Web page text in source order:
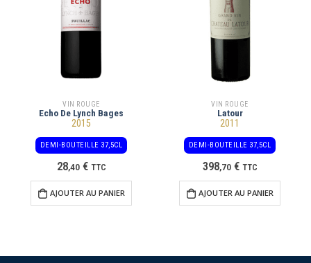
VIN ROUGE
Echo De Lynch Bages
2015
DEMI-BOUTEILLE 37,5CL
28,40 € TTC
AJOUTER AU PANIER
VIN ROUGE
Latour
2011
DEMI-BOUTEILLE 37,5CL
398,70 € TTC
AJOUTER AU PANIER